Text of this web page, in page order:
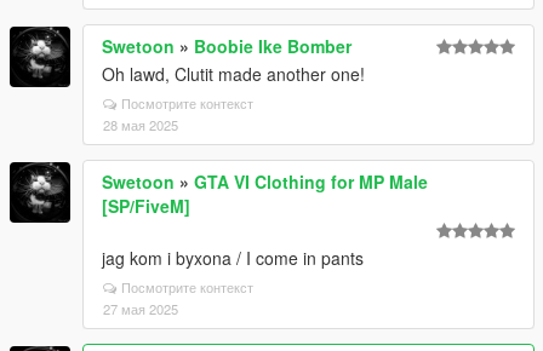
Swetoon » Boobie Ike Bomber
Oh lawd, Clutit made another one!
Посмотрите контекст
28 мая 2025
Swetoon » GTA VI Clothing for MP Male
[SP/FiveM]
jag kom i byxona / I come in pants
Посмотрите контекст
27 мая 2025